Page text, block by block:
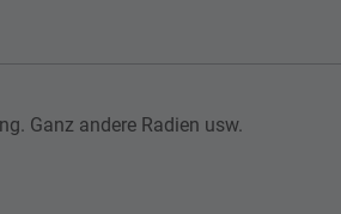
Ganz andere Radien usw.